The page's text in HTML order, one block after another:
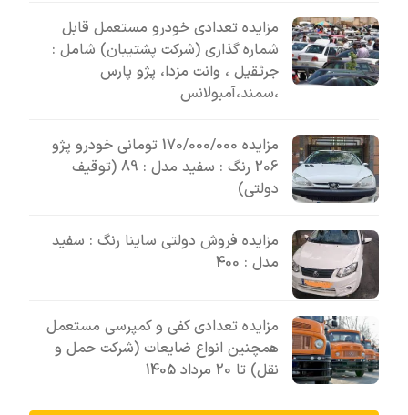
مزایده تعدادی خودرو مستعمل قابل
شماره گذاری (شرکت پشتیبان) شامل :
جرثقیل ، وانت مزدا، پژو پارس
،سمند،آمبولانس
مزایده 170/000/000 تومانی خودرو پژو
206 رنگ : سفید مدل : 89 (توقیف
دولتی)
مزایده فروش دولتی ساینا رنگ : سفید
مدل : 400
مزایده تعدادی کفی و کمپرسی مستعمل
همچنین انواع ضایعات (شرکت حمل و
نقل) تا 20 مرداد 1405